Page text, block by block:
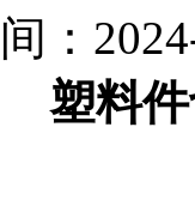
间：
塑料